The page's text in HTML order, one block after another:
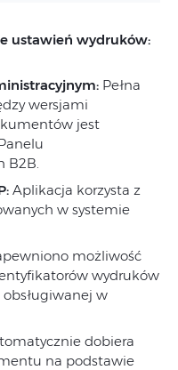
ustawień wydruków:
Pełna
wersjami
jest
B2B.
Aplikacja korzysta z
w systemie
możliwość
wydruków
w
dobiera
na podstawie